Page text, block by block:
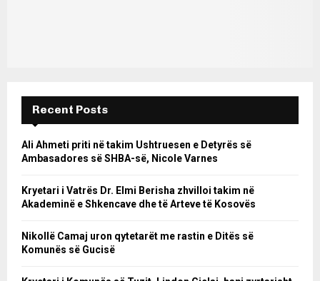
Recent Posts
Ali Ahmeti priti në takim Ushtruesen e Detyrës së
Ambasadores së SHBA-së, Nicole Varnes
Kryetari i Vatrës Dr. Elmi Berisha zhvilloi takim në
Akademinë e Shkencave dhe të Arteve të Kosovës
Nikollë Camaj uron qytetarët me rastin e Ditës së
Komunës së Gucisë